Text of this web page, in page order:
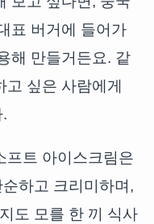
표 버거에 들어가
해 만들거든요. 같
고 싶은 사람에게
프트 아이스크림은
하고 크리미하며,
도 모를 한 끼 식사